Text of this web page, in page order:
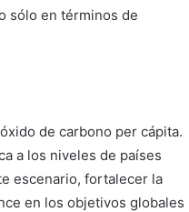
sólo en términos de
de carbono per cápita.
a los niveles de países
escenario, fortalecer la
en los objetivos globales